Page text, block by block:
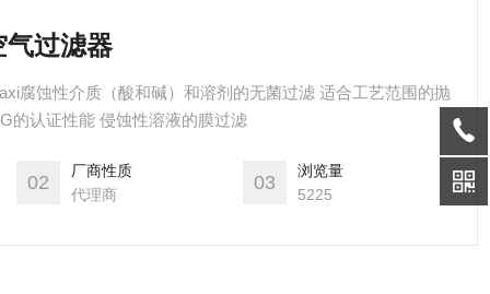
过滤器
腐蚀性介质（酸和碱）和溶剂的无菌过滤 适合工艺范围的抛
的认证性能 侵蚀性溶液的膜过滤
02
厂商性质
代理商
03
浏览量
5225